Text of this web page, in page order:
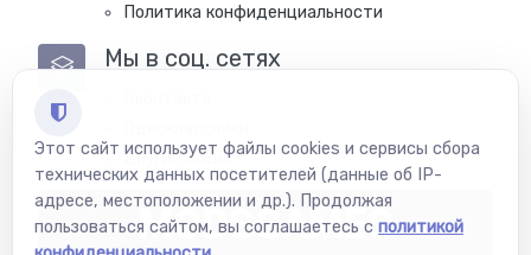
Политика конфиденциальности
Мы в соц. сетях
Другие моды
MODSGAMES
Этот сайт использует файлы cookies и сервисы сбора
технических данных посетителей (данные об IP-
адресе, местоположении и др.). Продолжая
пользоваться сайтом, вы соглашаетесь с политикой